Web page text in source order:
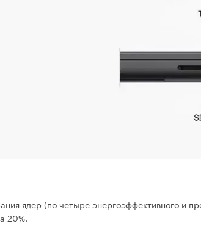
ядер (по четыре энергоэффективного и
20%.